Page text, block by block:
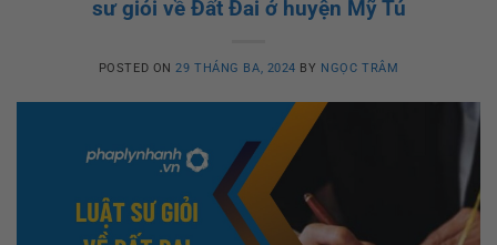
sư giỏi về Đất Đai ở huyện Mỹ Tú
POSTED ON29 THÁNG BA, 2024 BY NGỌC TRÂM